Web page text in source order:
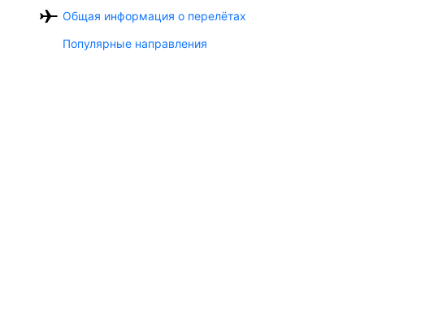
Общая информация о перелётах
Популярные направления